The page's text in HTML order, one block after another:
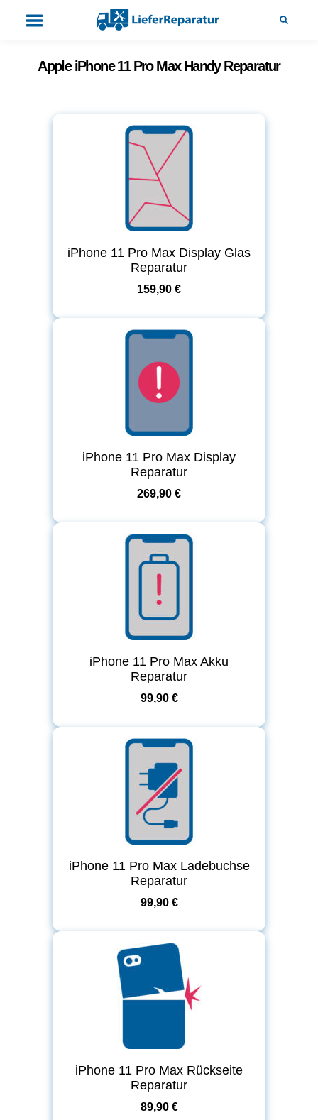
Apple iPhone 11 Pro Max Handy Reparatur
iPhone 11 Pro Max Display Glas
Reparatur
159,90 €
iPhone 11 Pro Max Display
Reparatur
269,90 €
iPhone 11 Pro Max Akku
Reparatur
99,90 €
iPhone 11 Pro Max Ladebuchse
Reparatur
99,90 €
iPhone 11 Pro Max Rückseite
Reparatur
89,90 €